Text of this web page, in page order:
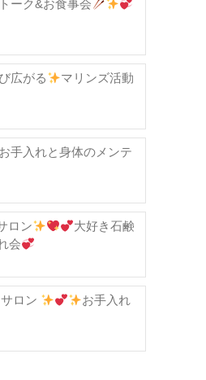
ーク&お食事会
広がる マリンズ活動
手入れと身体のメンテ
ロン
大好き石鹸
会
ロン
お手入れ